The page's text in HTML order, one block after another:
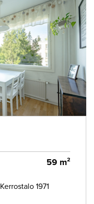
59 m²
Kerrostalo 1971